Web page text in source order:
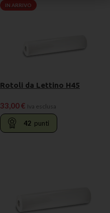
IN ARRIVO
Rotoli da Lettino H45
33,00€ Iva esclusa
42 punti